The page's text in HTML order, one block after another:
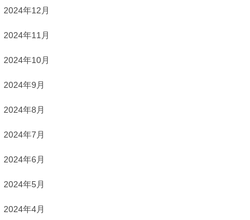
2024年12月
2024年11月
2024年10月
2024年9月
2024年8月
2024年7月
2024年6月
2024年5月
2024年4月